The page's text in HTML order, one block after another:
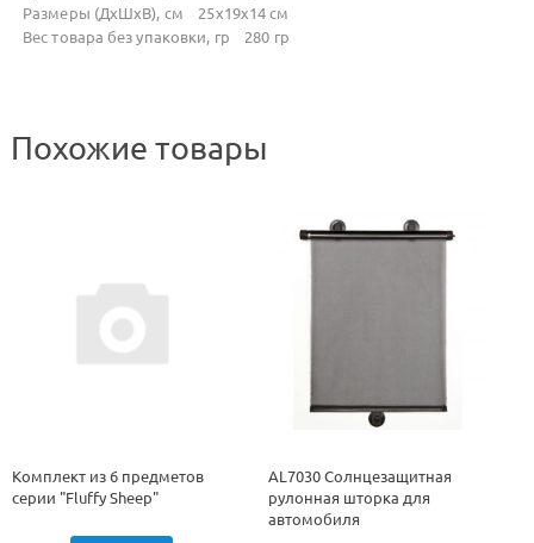
Размеры (ДхШхВ), см 25x19x14 см
Вес товара без упаковки, гр 280 гр
Похожие товары
Комплект из 6 предметов
серии "Fluffy Sheep"
AL7030 Солнцезащитная
рулонная шторка для
автомобиля